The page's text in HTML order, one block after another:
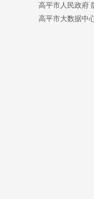
高平市人民政府
高平市大数据